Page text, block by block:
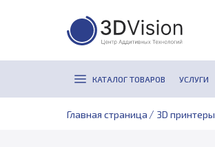
КАТАЛОГ ТОВАРОВ УСЛУГИ
Главная страница / 3D принтеры